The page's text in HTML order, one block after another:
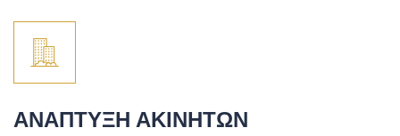
ΑΝΑΠΤΥΞΗ ΑΚΙΝΗΤΩΝ